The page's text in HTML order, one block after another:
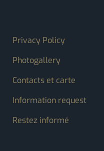
FOOTER MENU
Privacy Policy
Photogallery
Contacts et carte
Information request
Restez informé